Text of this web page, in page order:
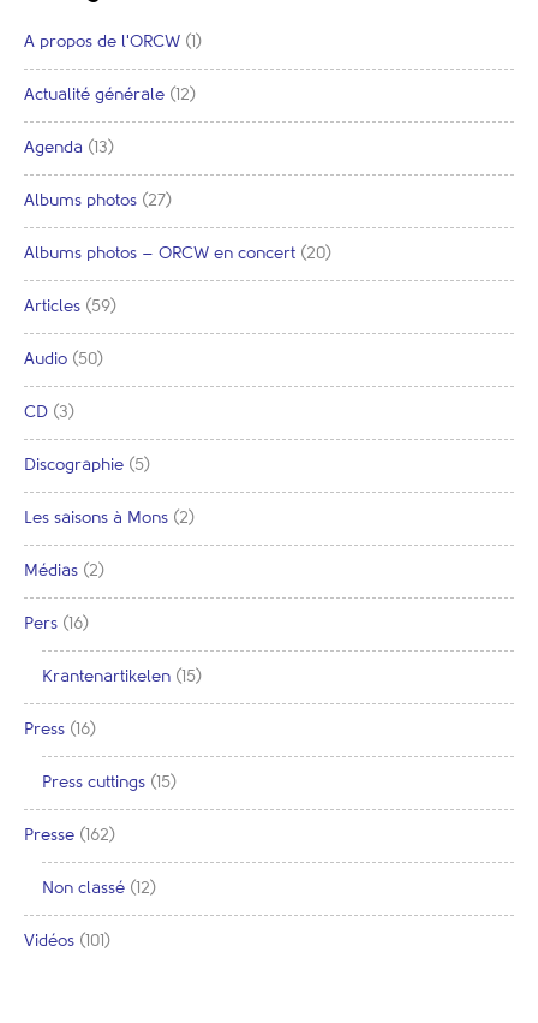
A propos de l'ORCW (1)
Actualité générale (12)
Agenda (13)
Albums photos (27)
Albums photos – ORCW en concert (20)
Articles (59)
Audio (50)
CD (3)
Discographie (5)
Les saisons à Mons (2)
Médias (2)
Pers (16)
Krantenartikelen (15)
Press (16)
Press cuttings (15)
Presse (162)
Non classé (12)
Vidéos (101)